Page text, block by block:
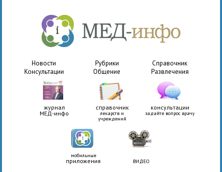
Новости Рубрики
Справочник
Консультации
Общение Развлечения
журнал
МЕД-инфо
справочник
лекарств и
учреждений
консультации
задайте вопрос врачу
мобильные
приложения ВИДЕО